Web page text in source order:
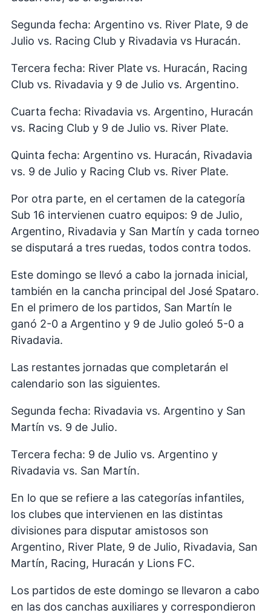
Segunda fecha: Argentino vs. River Plate, 9 de
Julio vs. Racing Club y Rivadavia vs Huracán.
Tercera fecha: River Plate vs. Huracán, Racing
Club vs. Rivadavia y 9 de Julio vs. Argentino.
Cuarta fecha: Rivadavia vs. Argentino, Huracán
vs. Racing Club y 9 de Julio vs. River Plate.
Quinta fecha: Argentino vs. Huracán, Rivadavia
vs. 9 de Julio y Racing Club vs. River Plate.
Por otra parte, en el certamen de la categoría
Sub 16 intervienen cuatro equipos: 9 de Julio,
Argentino, Rivadavia y San Martín y cada torneo
se disputará a tres ruedas, todos contra todos.
Este domingo se llevó a cabo la jornada inicial,
también en la cancha principal del José Spataro.
En el primero de los partidos, San Martín le
ganó 2-0 a Argentino y 9 de Julio goleó 5-0 a
Rivadavia.
Las restantes jornadas que completarán el
calendario son las siguientes.
Segunda fecha: Rivadavia vs. Argentino y San
Martín vs. 9 de Julio.
Tercera fecha: 9 de Julio vs. Argentino y
Rivadavia vs. San Martín.
En lo que se refiere a las categorías infantiles,
los clubes que intervienen en las distintas
divisiones para disputar amistosos son
Argentino, River Plate, 9 de Julio, Rivadavia, San
Martín, Racing, Huracán y Lions FC.
Los partidos de este domingo se llevaron a cabo
en las dos canchas auxiliares y correspondieron